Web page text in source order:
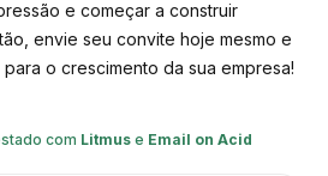
e começar a construir
envie seu convite hoje mesmo e
o crescimento da sua empresa!
com Litmuse Email on Acid